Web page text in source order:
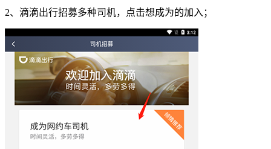
2、滴滴出行招募多种司机，点击想成为的加入；